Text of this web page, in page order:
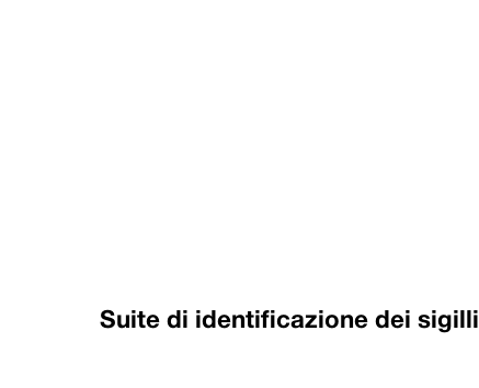
Suite di identificazione dei sigilli